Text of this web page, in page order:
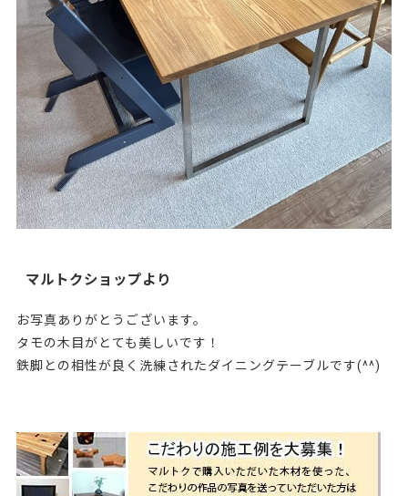
マルトクショップより
お写真ありがとうございます。
タモの木目がとても美しいです！
鉄脚との相性が良く洗練されたダイニングテーブルです(^^)